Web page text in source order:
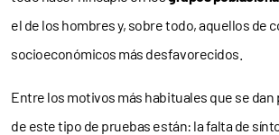
el de los hombres y, sobre todo, aquellos de
socioeconómicos más desfavorecidos.
Entre los motivos más habituales que se dan
de este tipo de pruebas están: la falta de